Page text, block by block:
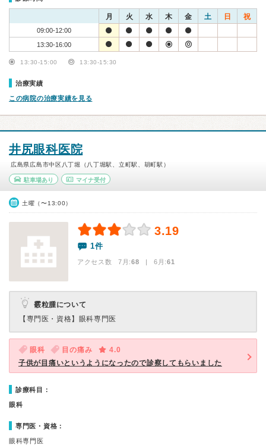
月 火 水 木 金 土 日 祝
09:00-12:00
13:30-16:00
13:30-15:00 13:30-15:30
治療実績
この病院の治療実績を見る
井尻眼科医院
広島県広島市中区八丁堀（八丁堀駅、立町駅、胡町駅）
駐車場あり マイナ受付
土曜（〜13:00）
3.19
1件
アクセス数 7月:68 | 6月:61
霰粒腫について
【専門医・資格】 眼科専門医
眼科 目の痛み
4.0
子供が目痛いというようになったので診察してもらいました
診療科目：
眼科
専門医・資格：
眼科専門医